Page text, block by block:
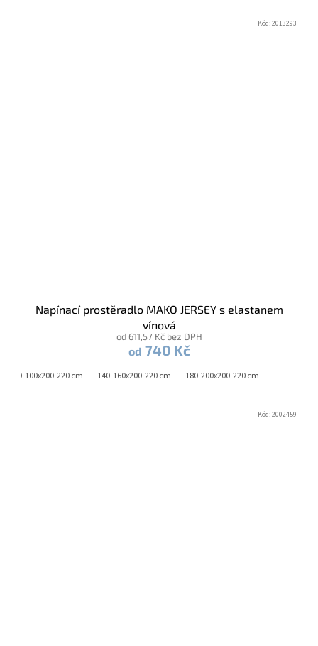
Napínací prostěradlo MAKO JERSEY s elastanem
vínová
od 611,57 Kč bez DPH
od 740 Kč
90-100x200-220 cm 140-160x200-220 cm 180-200x200-220 cm
Kód:2013293
Kód:2002459